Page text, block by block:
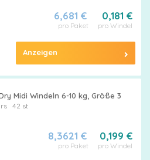
0,181 €
pro Windel
6,681 €
pro Paket
Anzeigen
Midi Windeln 6-10 kg, Größe 3
42 st
0,199 €
pro Windel
8,3621 €
pro Paket